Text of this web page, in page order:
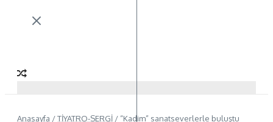
Anasayfa /TİYATRO-SERGİ / “Kadim” sanatseverlerle buluştu